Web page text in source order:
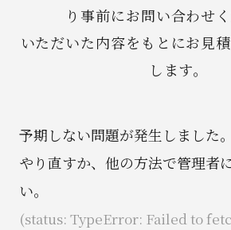
FAQ
News
Spot
り事前にお問い合わせく
いただいた内容をもとにお見
します。
予期しない問題が発生しました
やり直すか、他の方法で管理者
い。
(status: TypeError: Failed to